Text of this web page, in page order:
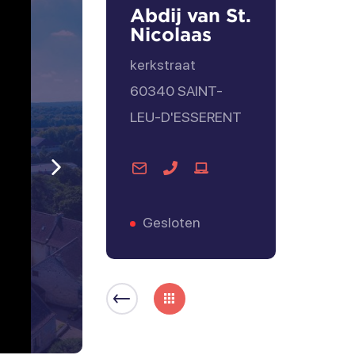
Volgende
Abdij van St.
Nicolaas
kerkstraat
60340 SAINT-
LEU-D'ESSERENT
Contact
post
Contact
telefoon
Gesloten